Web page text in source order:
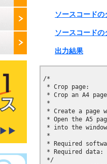
ソースコード
ソースコード
出力結果
/*
* Crop page:
* Crop an A4
*
* Create a page
* Open the A5
* into the
*
* Required
* Required
*/